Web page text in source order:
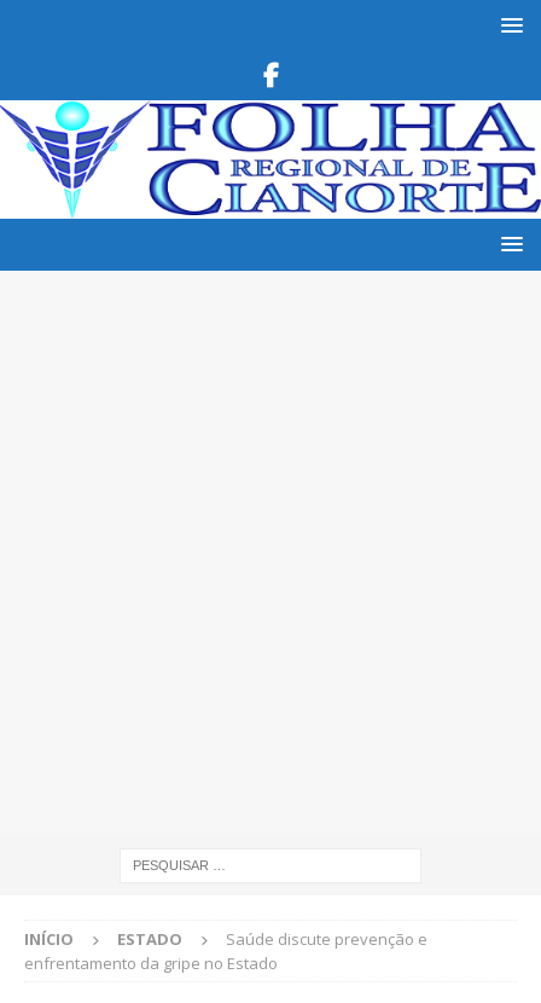
INÍCIO ESTADO
Saúde discute prevenção e
enfrentamento da gripe no Estado